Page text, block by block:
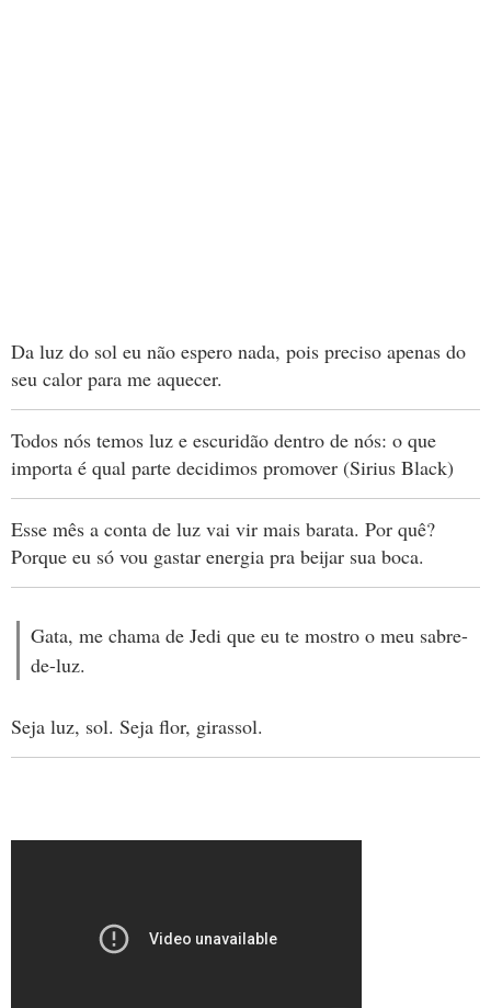
Da luz do sol eu não espero nada, pois preciso apenas do
seu calor para me aquecer.
Todos nós temos luz e escuridão dentro de nós: o que
importa é qual parte decidimos promover (Sirius Black)
Esse mês a conta de luz vai vir mais barata. Por quê?
Porque eu só vou gastar energia pra beijar sua boca.
Gata, me chama de Jedi que eu te mostro o meu sabre-
de-luz.
Seja luz, sol. Seja flor, girassol.